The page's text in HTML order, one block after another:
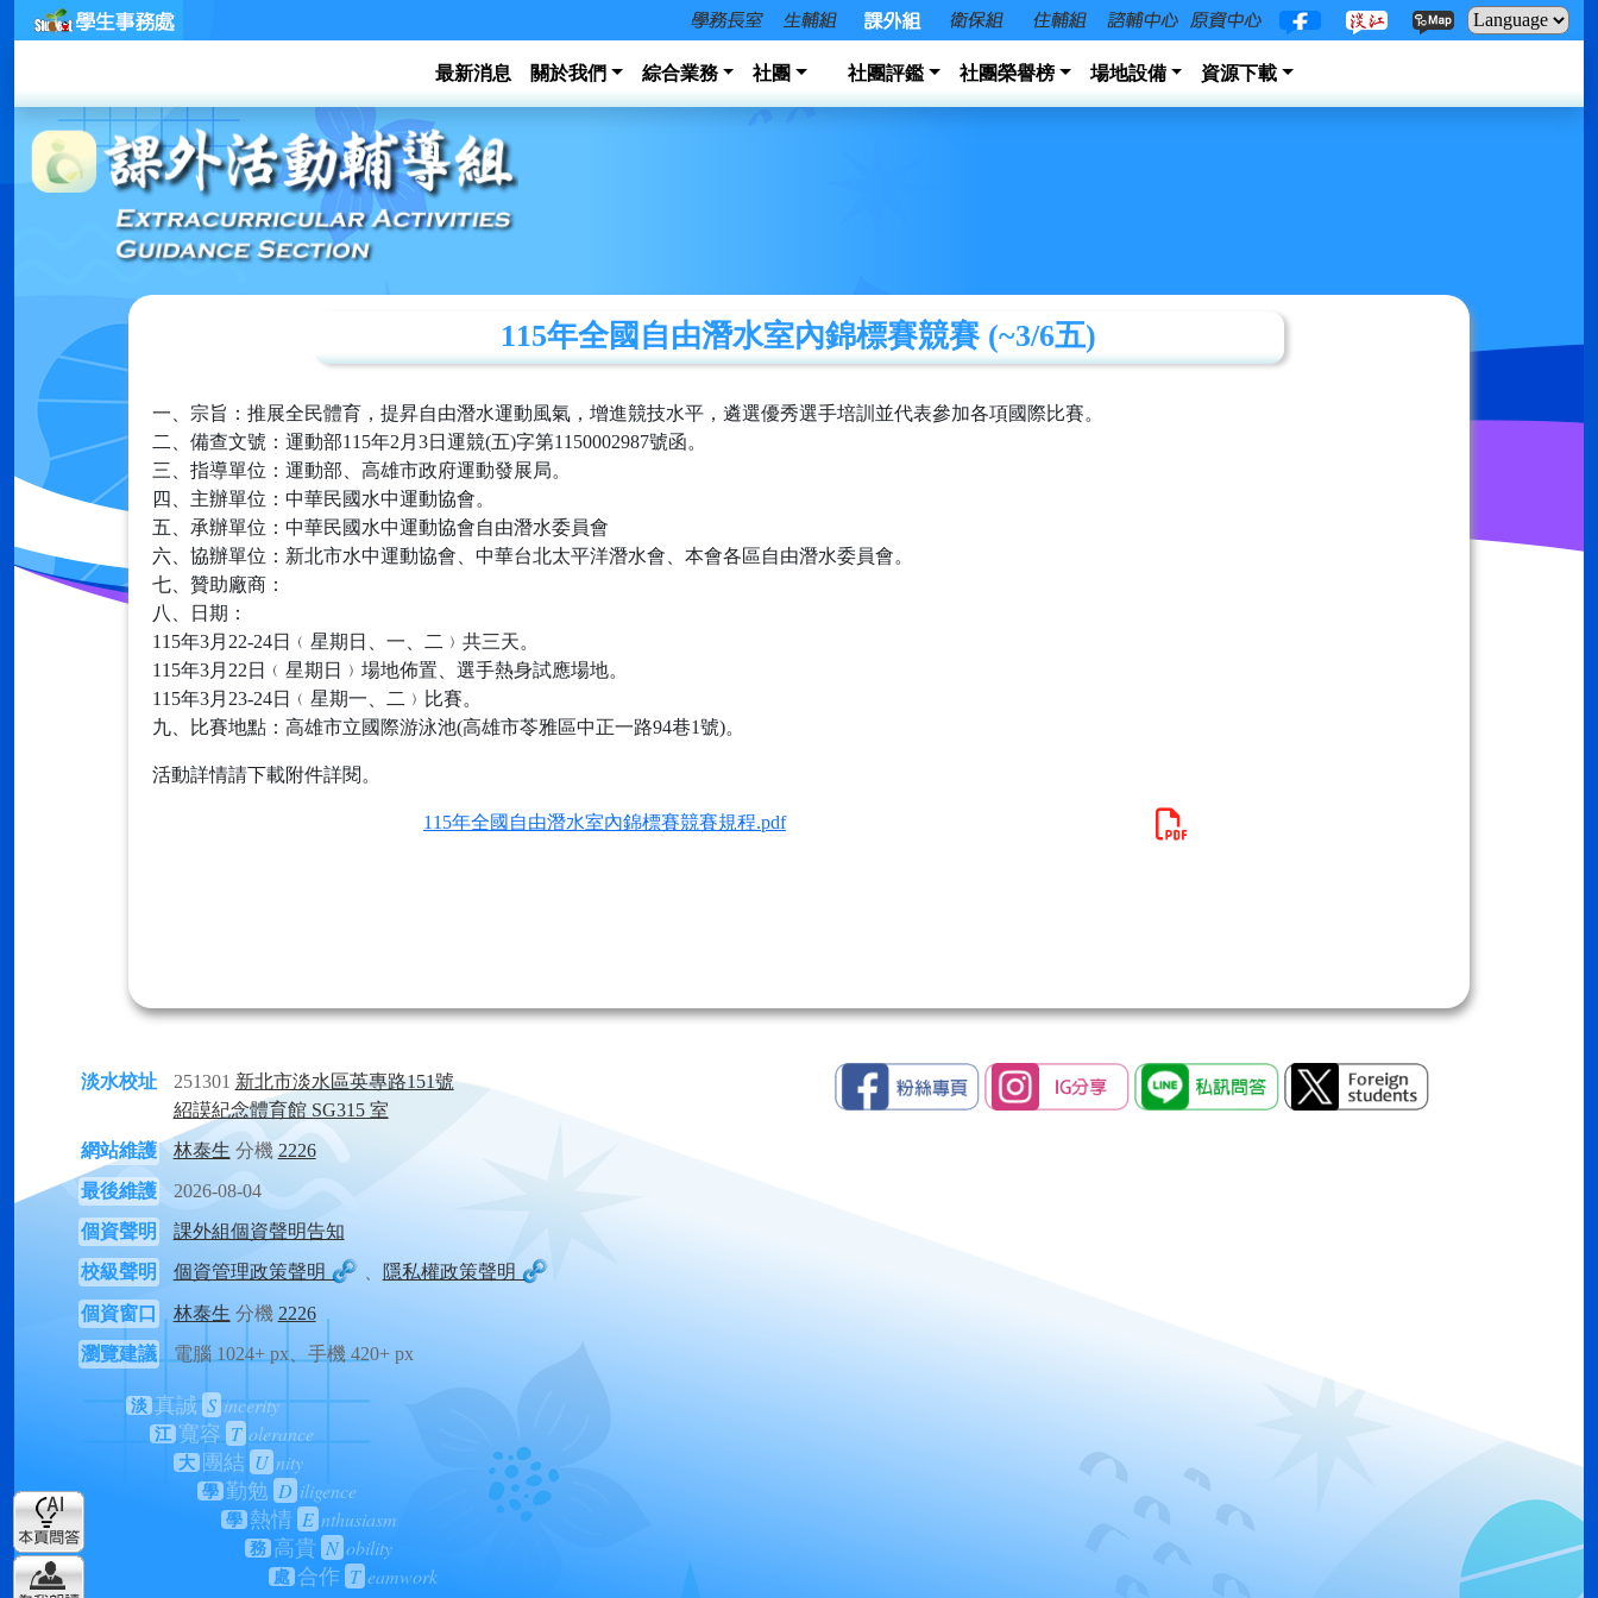
最新消息 關於我們 綜合業務 社團 社團評鑑 社團榮譽榜 場地設備 資源下載
115年全國自由潛水室內錦標賽競賽 (~3/6五)
一、宗旨：推展全民體育，提昇自由潛水運動風氣，增進競技水平，遴選優秀選手培訓並代表參加各項國際比賽。
二、備查文號：運動部115年2月3日運競(五)字第1150002987號函。
三、指導單位：運動部、高雄市政府運動發展局。
四、主辦單位：中華民國水中運動協會。
五、承辦單位：中華民國水中運動協會自由潛水委員會
六、協辦單位：新北市水中運動協會、中華台北太平洋潛水會、本會各區自由潛水委員會。
七、贊助廠商：
八、日期：
115年3月22-24日﹙星期日、一、二﹚共三天。
115年3月22日﹙星期日﹚場地佈置、選手熱身試應場地。
115年3月23-24日﹙星期一、二﹚比賽。
九、比賽地點：高雄市立國際游泳池(高雄市苓雅區中正一路94巷1號)。
活動詳情請下載附件詳閱。
115年全國自由潛水室內錦標賽競賽規程.pdf
淡水校址 251301 新北市淡水區英專路151號
紹謨紀念體育館 SG315 室
網站維護
林泰生 分機 2226
最後維護
2026-08-04
個資聲明
課外組個資聲明告知
校級聲明
個資管理政策聲明 隱私權政策聲明
個資窗口 林泰生 分機 2226
瀏覽建議
電腦 1024+ px、手機 420+ px
淡 真誠 S incerity
江 寬容 T olerance
大 團結 U nity
學 勤勉 D iligence
學 熱情 E nthusiasm
務 高貴 N obility
處 合作 T eamwork